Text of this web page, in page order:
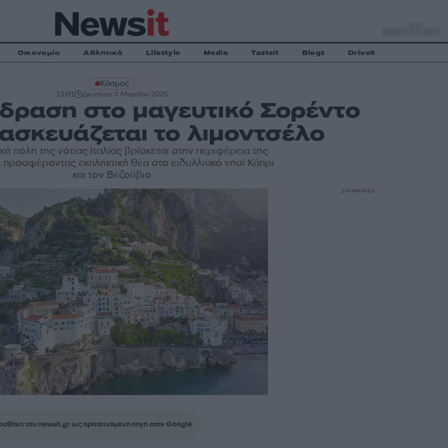
Οικονομία Αθλητικά Lifestyle Media Tasteit Blogs Driveit
Κόσμος
13:01 Δευτέρα 3 Μαρτίου 2025
στο μαγευτικό Σορέντο
το λιμοντσέλο
πόλη της νότιας Ιταλίας βρίσκεται στην περιφέρεια της
προσφέροντας εκπληκτική θέα στο ειδυλλιακό νησί Κάπρι
και τον Βεζούβιο
του newsit.gr ως προτεινόμενη πηγή στην Google
ΔΙΑΦΗΜΙΣΗ